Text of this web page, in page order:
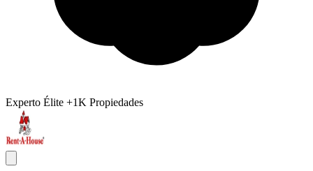
Experto Élite +1K Propiedades